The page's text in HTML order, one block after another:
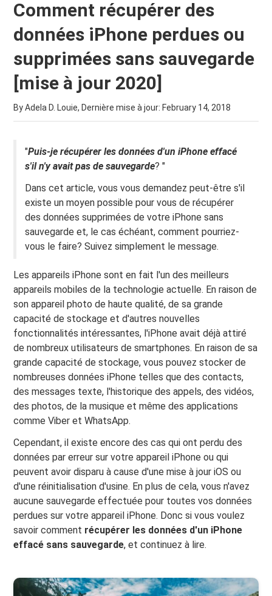
Comment récupérer des
données iPhone perdues ou
supprimées sans sauvegarde
[mise à jour 2020]
By Adela D. Louie, Dernière mise à jour: February 14, 2018
"Puis-je récupérer les données d'un iPhone effacé
s'il n'y avait pas de sauvegarde? "
Dans cet article, vous vous demandez peut-être s'il
existe un moyen possible pour vous de récupérer
des données supprimées de votre iPhone sans
sauvegarde et, le cas échéant, comment pourriez-
vous le faire? Suivez simplement le message.
Les appareils iPhone sont en fait l'un des meilleurs
appareils mobiles de la technologie actuelle. En raison de
son appareil photo de haute qualité, de sa grande
capacité de stockage et d'autres nouvelles
fonctionnalités intéressantes, l'iPhone avait déjà attiré
de nombreux utilisateurs de smartphones. En raison de sa
grande capacité de stockage, vous pouvez stocker de
nombreuses données iPhone telles que des contacts,
des messages texte, l'historique des appels, des vidéos,
des photos, de la musique et même des applications
comme Viber et WhatsApp.
Cependant, il existe encore des cas qui ont perdu des
données par erreur sur votre appareil iPhone ou qui
peuvent avoir disparu à cause d'une mise à jour iOS ou
d'une réinitialisation d'usine. En plus de cela, vous n'avez
aucune sauvegarde effectuée pour toutes vos données
perdues sur votre appareil iPhone. Donc si vous voulez
savoir comment récupérer les données d'un iPhone
effacé sans sauvegarde, et continuez à lire.